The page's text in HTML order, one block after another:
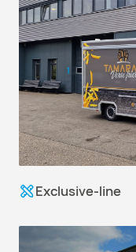
Exclusive-line